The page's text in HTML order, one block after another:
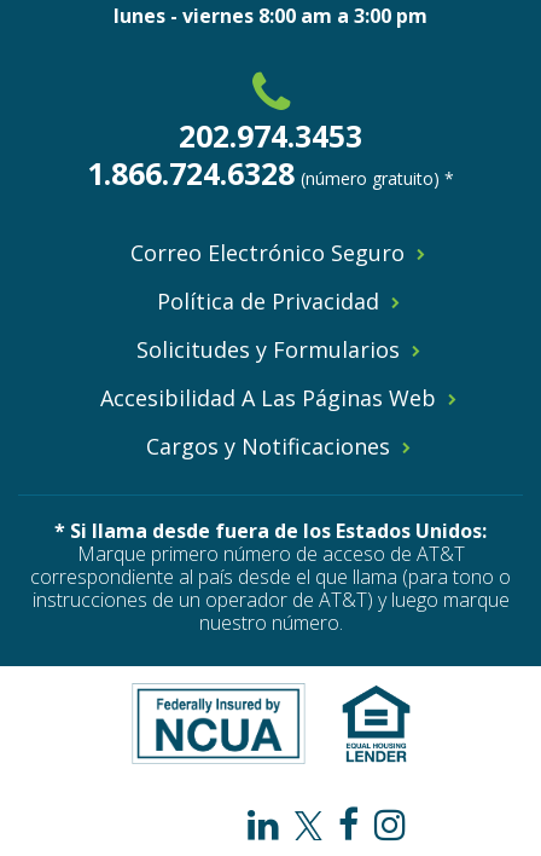
lunes - viernes 8:00 am a 3:00 pm
202.974.3453
1.866.724.6328 (número gratuito) *
Correo Electrónico Seguro
Política de Privacidad
Solicitudes y Formularios
Accesibilidad A Las Páginas Web
Cargos y Notificaciones
* Si llama desde fuera de los Estados Unidos:
Marque primero número de acceso de AT&T
correspondiente al país desde el que llama (para tono o
instrucciones de un operador de AT&T) y luego marque
nuestro número.
PAHO
PAHO
PAHOPAHO